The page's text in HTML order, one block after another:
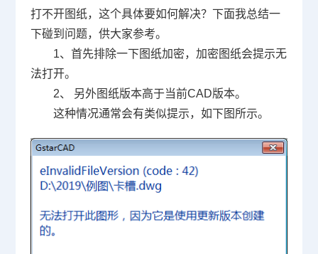
打不开图纸，这个具体要如何解决？下面我总结一
下碰到问题，供大家参考。
1、首先排除一下图纸加密，加密图纸会提示无
法打开。
2、 另外图纸版本高于当前CAD版本。
这种情况通常会有类似提示，如下图所示。